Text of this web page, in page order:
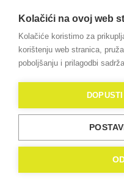
Kolačići na ovoj web
Kolačiće koristimo za
korištenju web stranica,
poboljšanju i prilagodbi